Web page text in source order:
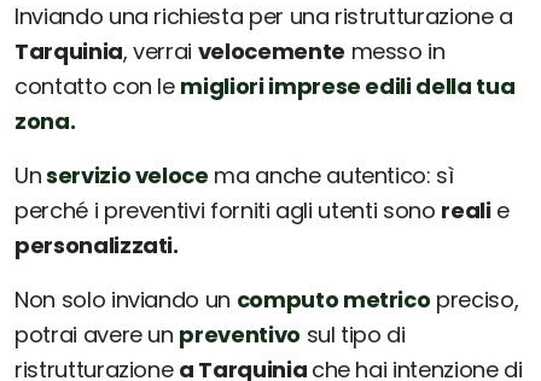
Inviando una richiesta per una ristrutturazione a
Tarquinia, verrai velocemente messo in
contatto con le migliori imprese edili della tua
zona.
Unservizio veloce ma anche autentico: sì
perché i preventivi forniti agli utenti sono realie
personalizzati.
Non solo inviando un computo metrico preciso,
potrai avere un preventivo sul tipo di
ristrutturazione a Tarquinia che hai intenzione di